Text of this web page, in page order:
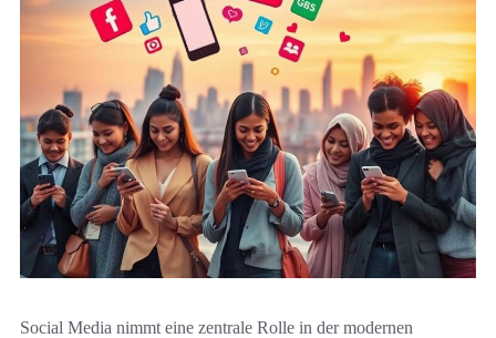
Social Media nimmt eine zentrale Rolle in der modernen